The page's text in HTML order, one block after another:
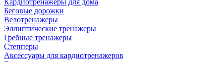
Кардиотренажеры для дома
Беговые дорожки
Велотренажеры
Эллиптические тренажеры
Гребные тренажеры
Степперы
Аксессуары для кардиотренажеров